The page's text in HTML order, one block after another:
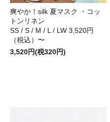
爽やか！silk 夏マスク ・コッ
トンリネン
SS / S / M / L / LW 3,520円
（税込）〜
3,520円(税320円)